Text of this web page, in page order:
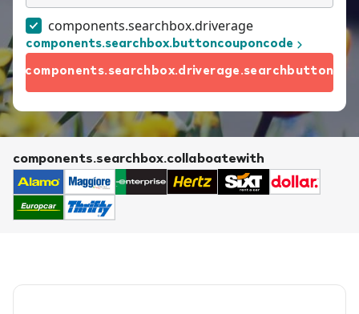
components.searchbox.driverage
components.searchbox.buttoncouponcode
components.searchbox.driverage.searchbutton
components.searchbox.collaboatewith